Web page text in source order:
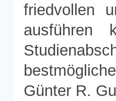
friedvollen
ausführen
Günter R.